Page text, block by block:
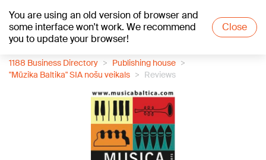
You are using an old version of browser and
some interface won't work. We recommend
you to update your browser!
Close
+21°C
1188 Business Directory
Publishing house
"Mūzika Baltika" SIA nošu veikals
Reviews